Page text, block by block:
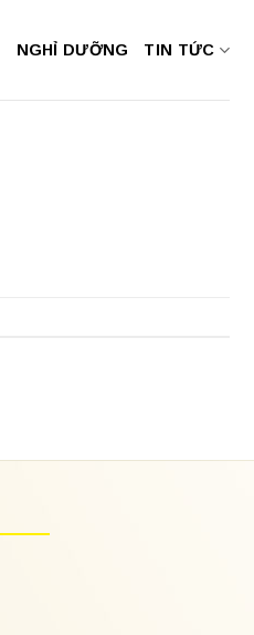
NGHỈ DƯỠNG TIN TỨC